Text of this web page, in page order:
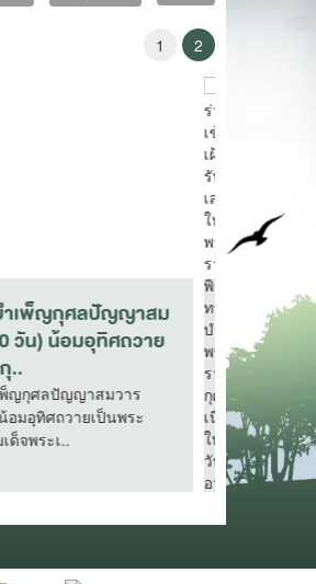
เอกอัครราชทูตสวิส
น่ง เดินหน้าสานต่อ
ไทย–..
กอัครราชทูตสวิส อำลา
หน้าสานต่อความร่วมมือ
มือการเ..
ทส. น
ก้าวหน้า
“พัฒนา
โครงการ
พง–ห้วยท
6 ส.ค. 69
1 2